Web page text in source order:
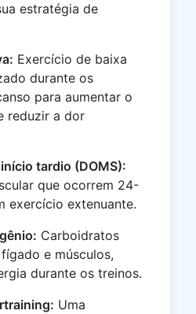
estratégia de
Exercício de baixa
durante os
para aumentar o
reduzir a dor
tardio (DOMS):
que ocorrem 24-
exercício extenuante.
Carboidratos
e músculos,
durante os treinos.
Uma